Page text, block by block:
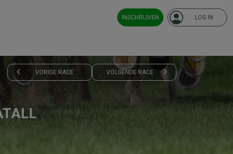
INSCHRIJVEN LOG IN
VORIGE RACE VOLGENDE RACE